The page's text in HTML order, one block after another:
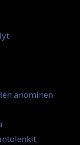
anominen